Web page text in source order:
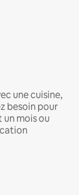
une cuisine,
besoin pour
mois ou